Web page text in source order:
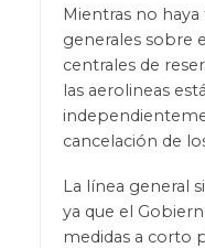
Mientras no
generales sobre
centrales de
las aerolineas
cancelación de
La línea general
ya que el
medidas a corto